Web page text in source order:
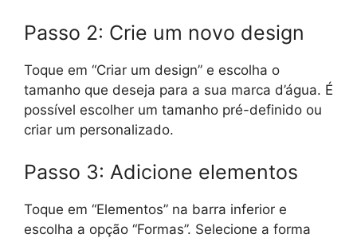
Passo 2: Crie um novo design
Toque em “Criar um design” e escolha o
tamanho que deseja para a sua marca d’água. É
possível escolher um tamanho pré-definido ou
criar um personalizado.
Passo 3: Adicione elementos
Toque em “Elementos” na barra inferior e
escolha a opção “Formas”. Selecione a forma